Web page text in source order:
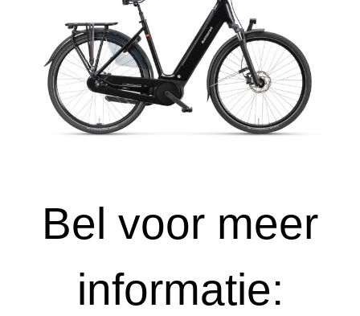
Bel voor meer
informatie: